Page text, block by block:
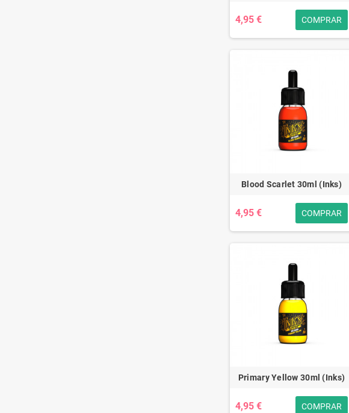
4,95 € COMPRAR
Blood Scarlet 30ml (Inks)
4,95 € COMPRAR
Primary Yellow 30ml (Inks)
4,95 € COMPRAR